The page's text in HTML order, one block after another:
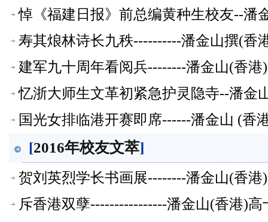
悼《福建日报》前总编黄种生校友--潘
寿其烺林诗长九秩----------潘金山撰(香
文萃】
建军九十周年看阅兵--------潘金山(香
忆浙大师生文革初紧急护灵隐寺--潘金
国光女排临港开赛即席------潘金山 (香
[2016年校友文萃]
贺刘英烈学长书画展--------潘金山(香
斥香港双孽----------------潘金山(香港)